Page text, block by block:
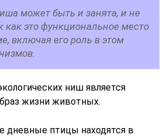
может быть и занята, и не
как это функциональное место
включая его роль в этом
ниш является
жизни животных.
дневные птицы находятся в